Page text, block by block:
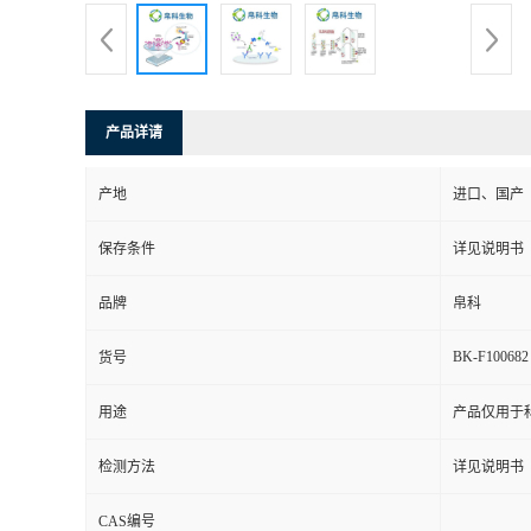
产品详请
产地 进口、国产
保存条件 详见说明书
品牌 帛科
货号 BK-F100682
用途 产品仅用于
检测方法 详见说明书
CAS编号